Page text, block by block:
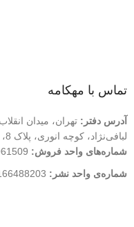
تماس با مهکامه
آدرس دفتر: تهران، میدان
لبافی‌نژاد، کوچه انوری، پلاک 8، طبقه دوم
شماره‌های واحد فروش:
شماره‌‌ی واحد نشر: